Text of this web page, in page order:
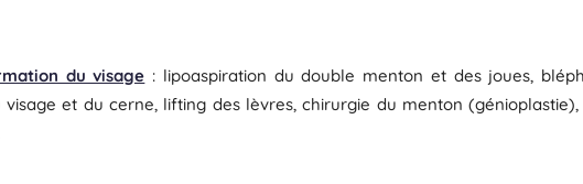
du visage : lipoaspiration du double menton et des joues,
et du cerne, lifting des lèvres, chirurgie du menton